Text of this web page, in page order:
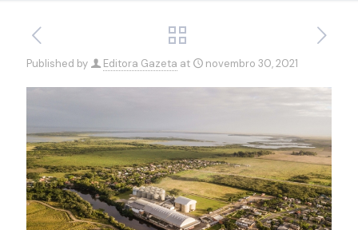
Published by Editora Gazeta at novembro 30, 2021